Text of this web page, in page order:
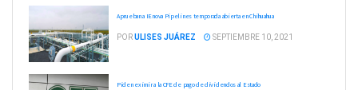
Aprueban a IEnova Pipelines temporada abierta en Chihuahua
PORULISES JUÁREZ SEPTIEMBRE 10, 2021
Piden eximir a la CFE de pago de dividendos al Estado